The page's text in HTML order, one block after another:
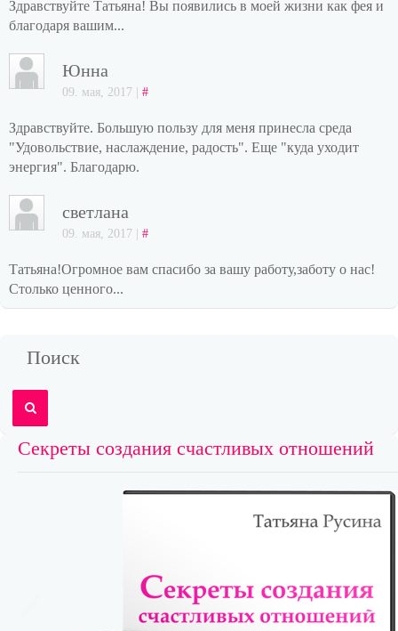
Здравствуйте Татьяна! Вы появились в моей жизни как фея и
благодаря вашим...
Юнна
09. мая, 2017 | #
Здравствуйте. Большую пользу для меня принесла среда
"Удовольствие, наслаждение, радость". Еще "куда уходит
энергия". Благодарю.
светлана
09. мая, 2017 | #
Татьяна!Огромное вам спасибо за вашу работу,заботу о нас!
Столько ценного...
Поиск
Секреты создания счастливых отношений